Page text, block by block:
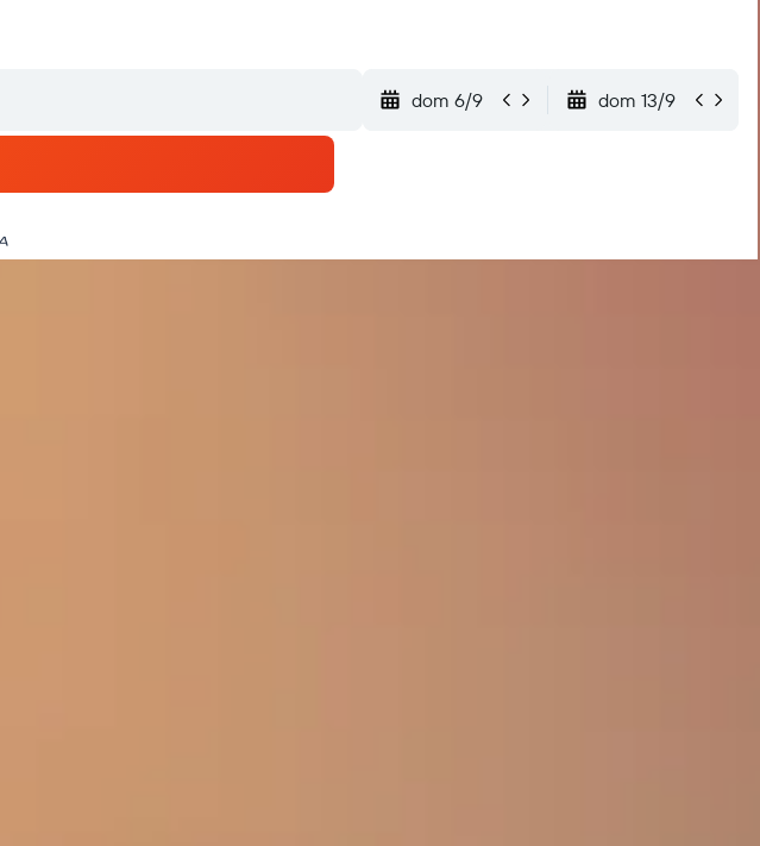
dom 6/9 dom 13/9